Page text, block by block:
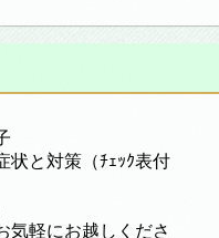
状と対策（ﾁｪｯｸ表付
気軽にお越しくださ